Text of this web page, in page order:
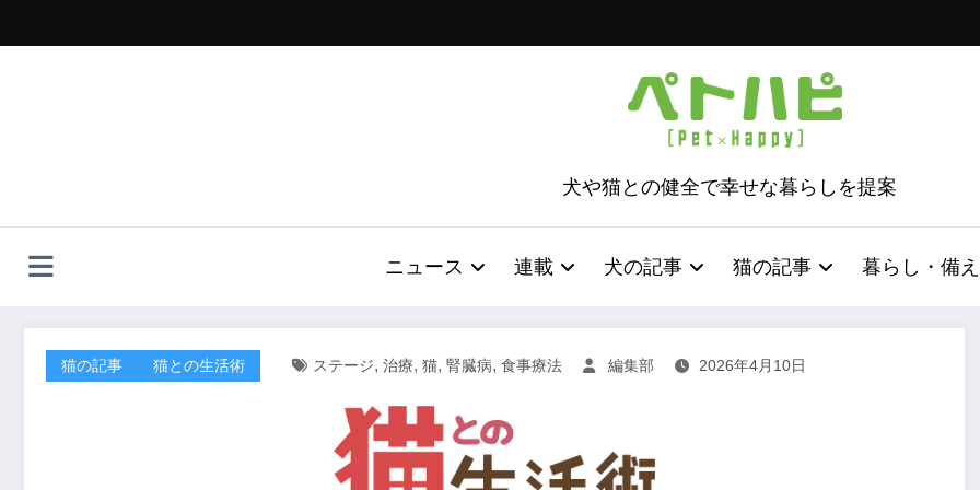
ッ
犬や猫との健全で幸せな暮らしを提案
ニュース 連載 犬の記事 猫の記事 暮らし・備え
猫の記事 猫との生活術 ステージ, 治療, 猫, 腎臓病, 食事療法 編集部 2026年4月10日